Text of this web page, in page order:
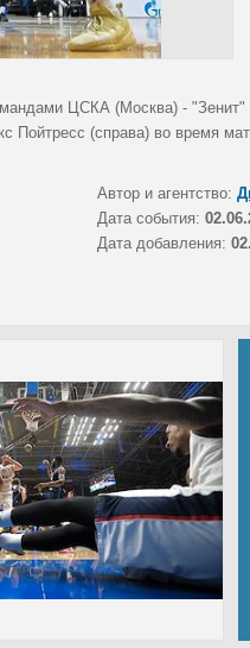
ЦСКА (Москва) - "Зенит"
Пойтресс (справа) во время
Автор и агентство:
Дата события:
Дата добавления: